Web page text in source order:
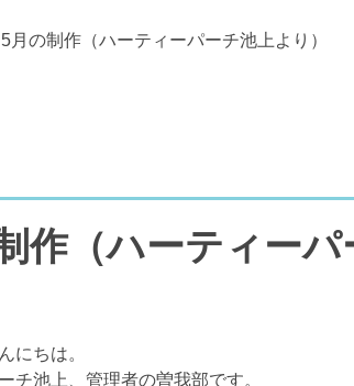
5月の制作（ハーティーパーチ池上より）
作（ハーティーパ
にちは。
チ池上、管理者の曽我部です。